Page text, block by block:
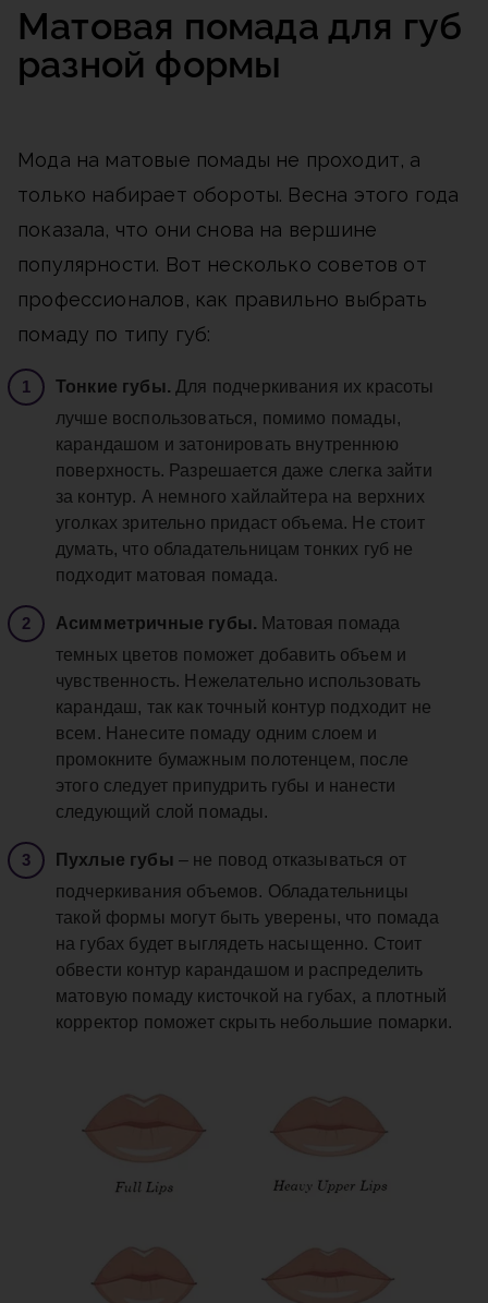
Матовая помада для губ
разной формы
Мода на матовые помады не проходит, а
только набирает обороты. Весна этого года
показала, что они снова на вершине
популярности. Вот несколько советов от
профессионалов, как правильно выбрать
помаду по типу губ:
Тонкие губы. Для подчеркивания их красоты
лучше воспользоваться, помимо помады,
карандашом и затонировать внутреннюю
поверхность. Разрешается даже слегка зайти
за контур. А немного хайлайтера на верхних
уголках зрительно придаст объема. Не стоит
думать, что обладательницам тонких губ не
подходит матовая помада.
Асимметричные губы. Матовая помада
темных цветов поможет добавить объем и
чувственность. Нежелательно использовать
карандаш, так как точный контур подходит не
всем. Нанесите помаду одним слоем и
промокните бумажным полотенцем, после
этого следует припудрить губы и нанести
следующий слой помады.
Пухлые губы – не повод отказываться от
подчеркивания объемов. Обладательницы
такой формы могут быть уверены, что помада
на губах будет выглядеть насыщенно. Стоит
обвести контур карандашом и распределить
матовую помаду кисточкой на губах, а плотный
корректор поможет скрыть небольшие помарки.